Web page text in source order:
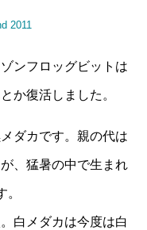
ンフロッグビットは
か復活しました。
ダカです。親の代は
、猛暑の中で生まれ
白メダカは今度は白